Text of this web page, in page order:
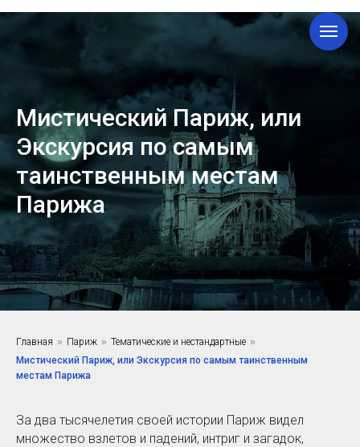
Мистический Париж, или
Экскурсия по самым
таинственным местам
Парижа
Главная » Париж » Тематические и нестандартные »
Мистический Париж, или Экскурсия по самым таинственным
местам Парижа
За два тысячелетия своей истории Париж видел
множество взлетов и падений, интриг и загадок,